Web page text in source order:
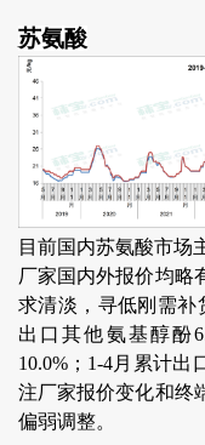
苏氨酸
目前国内苏氨酸市场
厂家国内外报价均略
求清淡，寻低刚需补
出口其他氨基醇酚
10.0%；1-4月累计出
注厂家报价变化和终
偏弱调整。